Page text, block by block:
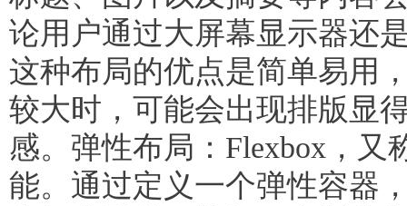
论用户通过大屏幕显示器还
这种布局的优点是简单易用
较大时，可能会出现排版显
感。弹性布局：Flexbox，又
能。通过定义一个弹性容器